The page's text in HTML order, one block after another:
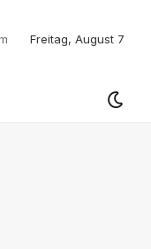
Freitag, August 7